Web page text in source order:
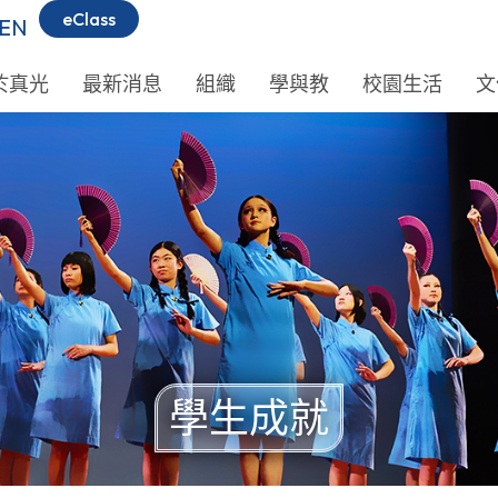
eClass
真光 最新消息 組織 學與教 校園生活
學生成就